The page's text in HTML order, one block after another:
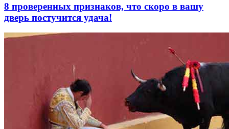
8 проверенных признаков, что скоро в вашу
дверь постучится удача!